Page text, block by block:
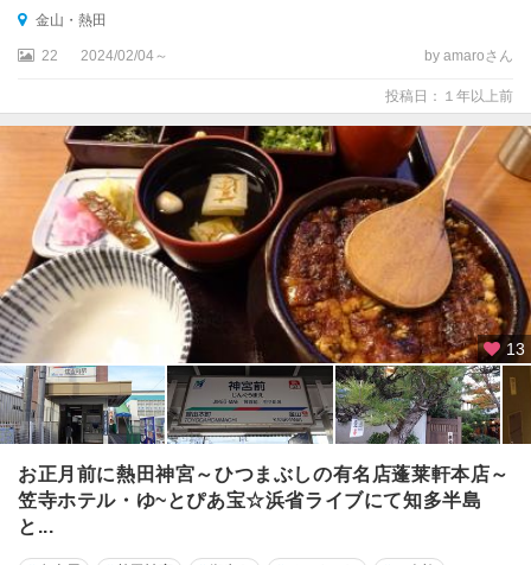
・
嵐
安
城
・
刈
谷
豊
橋
豊
川
・
渥
金山・熱田
22 2024/02/04～ by amaroさん
投稿日：１年以上前
13
お正月前に熱田神宮～ひつまぶしの有名店蓬莱軒本店～
笠寺ホテル・ゆ~とぴあ宝☆浜省ライブにて知多半島
と...